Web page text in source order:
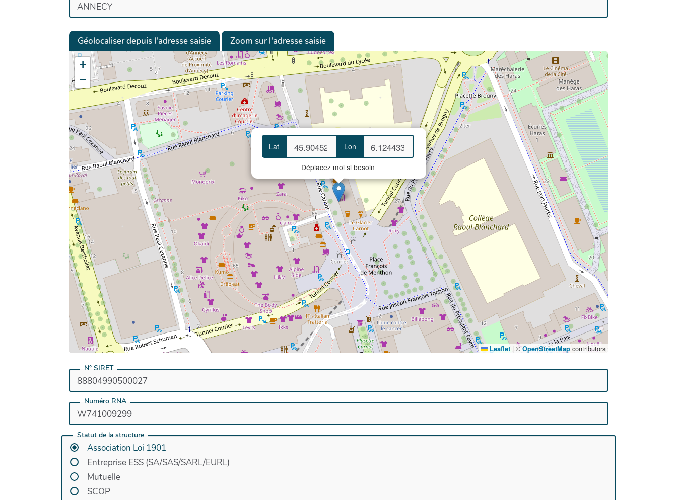
Géolocaliser depuis l'adresse saisie Zoom sur l'adresse saisie
Lat Lon
Déplacez moi si besoin
+
−
Leaflet | ©OpenStreetMap contributors
N° SIRET
Numéro RNA
Statut de la structure
Association Loi 1901
Entreprise ESS (SA/SAS/SARL/EURL)
Mutuelle
SCOP